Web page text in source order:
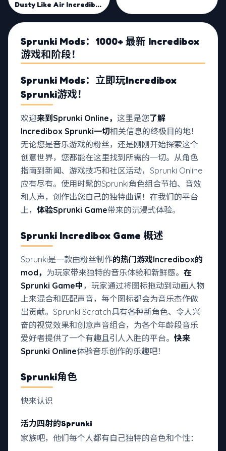
Dusty Like Air Incredibox
Sprunki Mods：1000+ 最新 Incredibox
游戏和阶段！
Sprunki Mods：立即玩Incredibox
Sprunki游戏！
欢迎来到Sprunki Online， 这里是您了解
Incredibox Sprunki一切相关信息的终极目的地！
无论您是音乐游戏的粉丝，还是刚刚开始探索这个
创意世界，您都能在这里找到所需的一切。从角色
指南到新闻、游戏技巧和社区活动，Sprunki Online
应有尽有。使用时髦的Sprunki角色组合节拍、音效
和人声，创作出您自己的独特曲调！在我们的平台
上， 体验Sprunki Game带来的沉浸式体验。
Sprunki Incredibox Game 概述
Sprunki是一款由粉丝制作的热门游戏Incredibox的
mod， 为玩家带来独特的音乐体验和新鲜感。 在
Sprunki Game中 ，玩家通过将图标拖动到动画人物
上来混合和匹配声音，每个图标都会为音乐杰作做
出贡献。Sprunki Scratch具有各种新角色、令人兴
奋的视觉效果和创意声音组合，为各个年龄段音乐
爱好者提供了一个有趣且引人入胜的平台。 快来
Sprunki Online体验音乐创作的乐趣吧！
Sprunki角色
快来认识
活力四射的Sprunki
家族吧，他们每个人都有自己独特的音色和个性：